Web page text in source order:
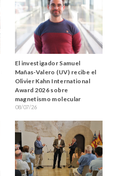
El investigador Samuel
Mañas-Valero (UV) recibe el
Olivier Kahn International
Award 2026 sobre
magnetismo molecular
08/07/26